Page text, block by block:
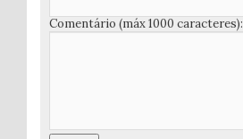
Comentário (máx 1000 caracteres):